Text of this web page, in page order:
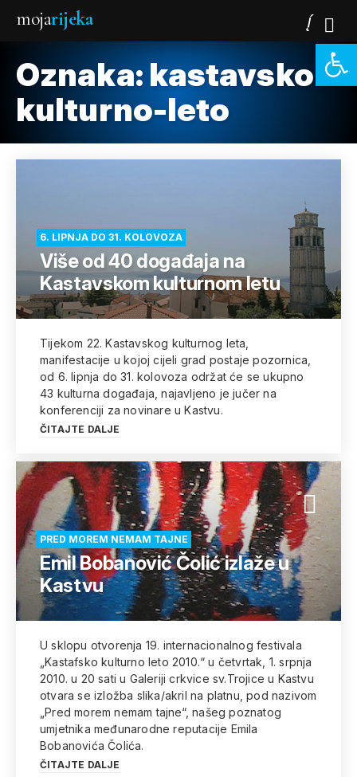
mojarijeka
Oznaka: kastavsko-
kulturno-leto
6. LIPNJA DO 31. KOLOVOZA
Više od 40 događaja na
Kastavskom kulturnom letu
Tijekom 22. Kastavskog kulturnog leta,
manifestacije u kojoj cijeli grad postaje pozornica,
od 6. lipnja do 31. kolovoza održat će se ukupno
43 kulturna događaja, najavljeno je jučer na
konferenciji za novinare u Kastvu.
ČITAJTE DALJE
PRED MOREM NEMAM TAJNE
Emil Bobanović Čolić izlaže u
Kastvu
U sklopu otvorenja 19. internacionalnog festivala
„Kastafsko kulturno leto 2010.“ u četvrtak, 1. srpnja
2010. u 20 sati u Galeriji crkvice sv.Trojice u Kastvu
otvara se izložba slika/akril na platnu, pod nazivom
„Pred morem nemam tajne“, našeg poznatog
umjetnika međunarodne reputacije Emila
Bobanovića Čolića.
ČITAJTE DALJE